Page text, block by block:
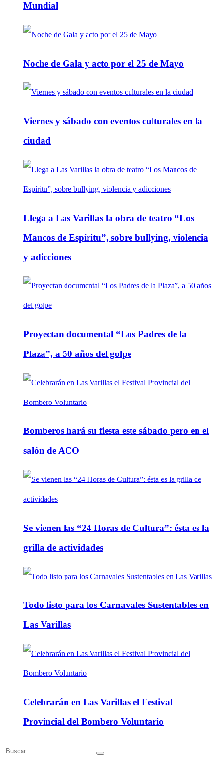
Mundial
Noche de Gala y acto por el 25 de Mayo
Viernes y sábado con eventos culturales en la
ciudad
Llega a Las Varillas la obra de teatro “Los
Mancos de Espíritu”, sobre bullying, violencia
y adicciones
Proyectan documental “Los Padres de la
Plaza”, a 50 años del golpe
Bomberos hará su fiesta este sábado pero en el
salón de ACO
Se vienen las “24 Horas de Cultura”: ésta es la
grilla de actividades
Todo listo para los Carnavales Sustentables en
Las Varillas
Celebrarán en Las Varillas el Festival
Provincial del Bombero Voluntario